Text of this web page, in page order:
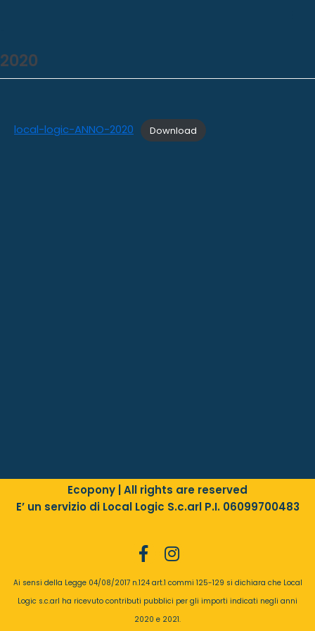
al
2020
local-logic-ANNO-2020 Download
Ecopony | All rights are reserved
E’ un servizio di Local Logic S.c.arl P.I. 06099700483
Ai sensi della Legge 04/08/2017 n.124 art.1 commi 125-129 si dichiara che Local
Logic s.c.arl ha ricevuto contributi pubblici per gli importi indicati negli anni
2020 e 2021.